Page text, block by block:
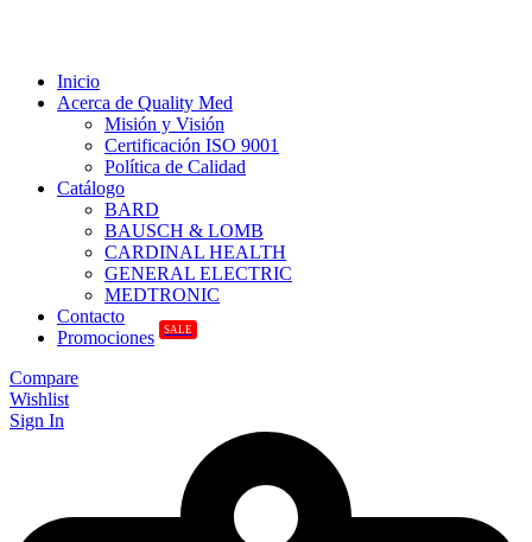
Inicio
Acerca de Quality Med
Misión y Visión
Certificación ISO 9001
Política de Calidad
Catálogo
BARD
BAUSCH & LOMB
CARDINAL HEALTH
GENERAL ELECTRIC
MEDTRONIC
Contacto
Promociones
SALE
Compare
Wishlist
Sign In